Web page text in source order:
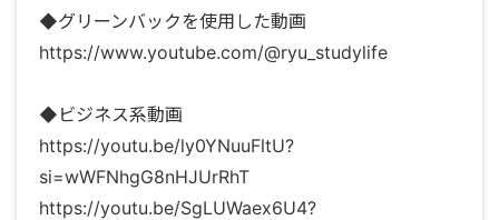
◆グリーンバックを使用した動画
https://www.youtube.com/@ryu_studylife
◆ビジネス系動画
https://youtu.be/ly0YNuuFltU?
si=wWFNhgG8nHJUrRhT
https://youtu.be/SgLUWaex6U4?